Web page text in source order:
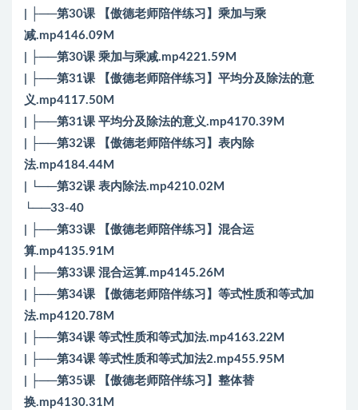
| ├──第30课 【傲德老师陪伴练习】乘加与乘
减.mp4146.09M
| ├──第30课 乘加与乘减.mp4221.59M
| ├──第31课 【傲德老师陪伴练习】平均分及除法的意
义.mp4117.50M
| ├──第31课 平均分及除法的意义.mp4170.39M
| ├──第32课 【傲德老师陪伴练习】表内除
法.mp4184.44M
| └──第32课 表内除法.mp4210.02M
└──33-40
| ├──第33课 【傲德老师陪伴练习】混合运
算.mp4135.91M
| ├──第33课 混合运算.mp4145.26M
| ├──第34课 【傲德老师陪伴练习】等式性质和等式加
法.mp4120.78M
| ├──第34课 等式性质和等式加法.mp4163.22M
| ├──第34课 等式性质和等式加法2.mp455.95M
| ├──第35课 【傲德老师陪伴练习】整体替
换.mp4130.31M